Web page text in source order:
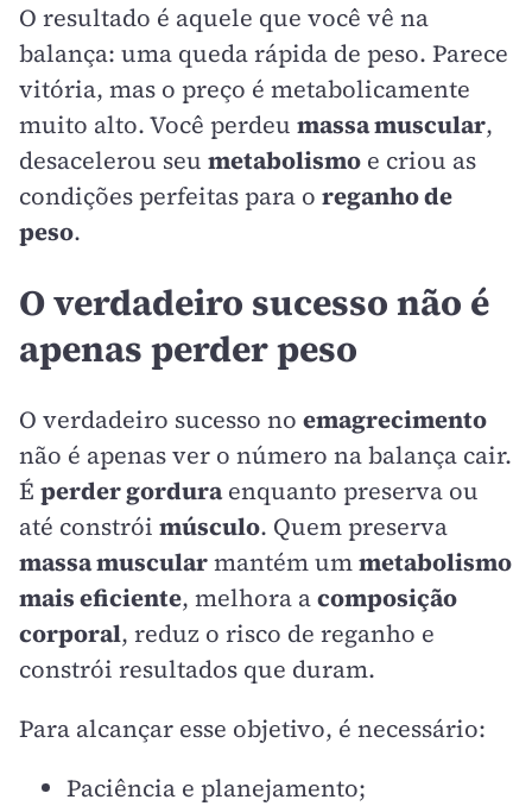
O resultado é aquele que você vê na
balança: uma queda rápida de peso. Parece
vitória, mas o preço é metabolicamente
muito alto. Você perdeu massa muscular,
desacelerou seu metabolismo e criou as
condições perfeitas para o reganho de
peso.
O verdadeiro sucesso não é
apenas perder peso
O verdadeiro sucesso no emagrecimento
não é apenas ver o número na balança cair.
É perder gorduraenquanto preserva ou
até constrói músculo. Quem preserva
massa muscularmantém ummetabolismo
mais eficiente, melhora acomposição
corporal, reduz o risco de reganho e
constrói resultados que duram.
Para alcançar esse objetivo, é necessário:
Paciência e planejamento;